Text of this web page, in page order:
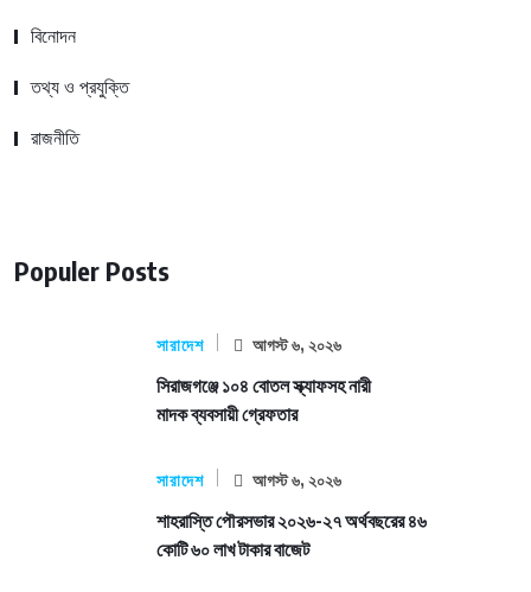
বিনোদন
তথ্য ও প্রযুক্তি
রাজনীতি
Populer Posts
সারাদেশ আগস্ট ৬, ২০২৬
সিরাজগঞ্জে ১০৪ বোতল স্ক্যাফসহ নারী
মাদক ব্যবসায়ী গ্রেফতার
সারাদেশ আগস্ট ৬, ২০২৬
শাহরাস্তি পৌরসভার ২০২৬-২৭ অর্থবছরের ৪৬
কোটি ৬০ লাখ টাকার বাজেট